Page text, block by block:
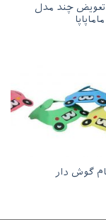
تعویض چند مدل
گوش دار